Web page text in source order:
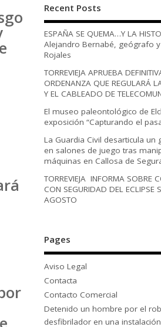
Recent Posts
ESPAÑA SE QUEMA…Y LA
Alejandro Bernabé, geógrafo
Rojales
TORREVIEJA APRUEBA
ORDENANZA QUE REGULARÁ
Y EL CABLEADO DE
El museo paleontológico de
exposición “Capturando el
La Guardia Civil desarticula un
en salones de juego tras
máquinas en Callosa de
TORREVIEJA INFORMA SOBRE
CON SEGURIDAD DEL ECLIPSE
AGOSTO
Pages
Aviso Legal
Contacta
Contacto Comercial
Detenido un hombre por el
desfibrilador en una